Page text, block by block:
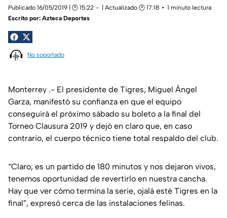
Publicado 16/05/2019 | 🕑 15:22 | Actualizado 🕑 17:18
1 minuto lectura
Escrito por: Azteca Deportes
No soportado
Monterrey .- El presidente de Tigres, Miguel Ángel
Garza, manifestó su confianza en que el equipo
conseguirá el próximo sábado su boleto a la final del
Torneo Clausura 2019 y dejó en claro que, en caso
contrario, el cuerpo técnico tiene total respaldo del club.
“Claro, es un partido de 180 minutos y nos dejaron vivos,
tenemos oportunidad de revertirlo en nuestra cancha.
Hay que ver cómo termina la serie, ojalá esté Tigres en la
final”, expresó cerca de las instalaciones felinas.